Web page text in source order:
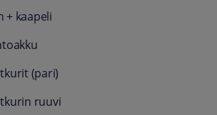
+ kaapeli
(pari)
ruuvi